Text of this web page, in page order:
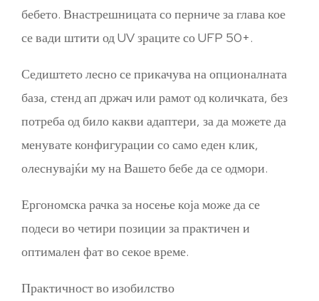
бебето. Внастрешницата со перниче за глава кое
се вади штити од UV зраците со UFP 50+.
Седиштето лесно се прикачува на опционалната
база, стенд ап држач или рамот од количката, без
потреба од било какви адаптери, за да можете да
менувате конфигурации со само еден клик,
олеснувајќи му на Вашето бебе да се одмори.
Ергономска рачка за носење која може да се
подеси во четири позиции за практичен и
оптимален фат во секое време.
Практичност во изобилство